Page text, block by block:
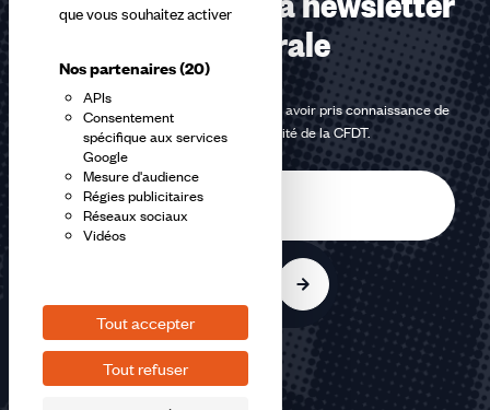
que vous souhaitez activer
Nos partenaires(20)
APIs
Consentement
spécifique aux services
Google
Mesure d'audience
Régies publicitaires
Réseaux sociaux
Vidéos
Tout accepter
Tout refuser
confédérale
En m'inscrivant à la newsletter, j'affirme avoir pris connaissance de
lapolitique de confidentialité de la CFDT.